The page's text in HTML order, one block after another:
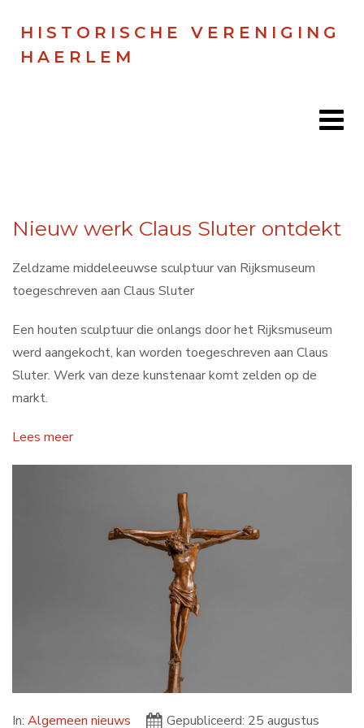
HISTORISCHE VERENIGING
HAERLEM
Doen
Zien
Over ons
Nieuw werk Claus Sluter ontdekt
Zeldzame middeleeuwse sculptuur van Rijksmuseum
toegeschreven aan Claus Sluter
Een houten sculptuur die onlangs door het Rijksmuseum
werd aangekocht, kan worden toegeschreven aan Claus
Sluter. Werk van deze kunstenaar komt zelden op de
markt.
Lees meer
In: Algemeen nieuws Gepubliceerd: 25 augustus